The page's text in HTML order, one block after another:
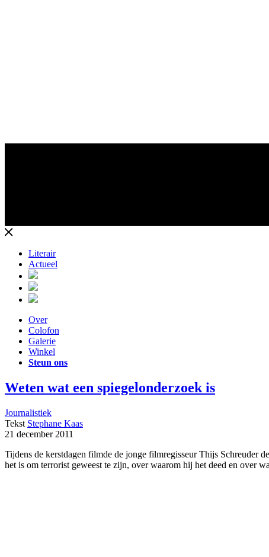
Literair
Actueel
Over
Colofon
Galerie
Winkel
Steun ons
Weten wat een spiegelonderzoek is
Journalistiek
Tekst Stephane Kaas
21 december 2011
Tijdens de kerstdagen filmde de jonge filmregisseur Thijs Schreuder
het is om terrorist geweest te zijn, over waarom hij het deed en over